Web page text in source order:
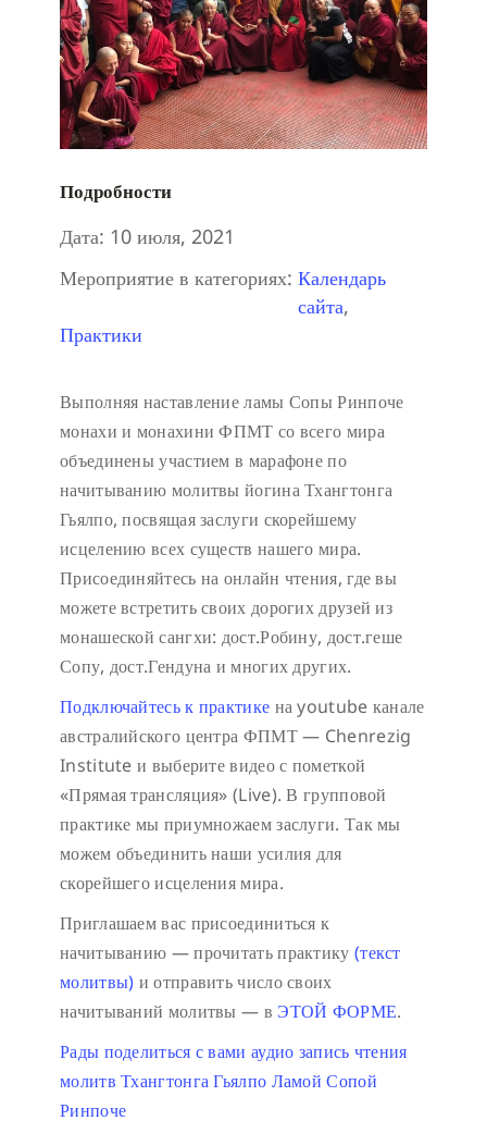
Подробности
Дата: 10 июля, 2021
Мероприятие в категориях: Календарь
сайта,
Практики
Выполняя наставление ламы Сопы Ринпоче
монахи и монахини ФПМТ со всего мира
объединены участием в марафоне по
начитыванию молитвы йогина Тхангтонга
Гьялпо, посвящая заслуги скорейшему
исцелению всех существ нашего мира.
Присоединяйтесь на онлайн чтения, где вы
можете встретить своих дорогих друзей из
монашеской сангхи: дост.Робину, дост.геше
Сопу, дост.Гендуна и многих других.
Подключайтесь к практике на youtube канале
австралийского центра ФПМТ — Chenrezig
Institute и выберите видео с пометкой
«Прямая трансляция» (Live). В групповой
практике мы приумножаем заслуги. Так мы
можем объединить наши усилия для
скорейшего исцеления мира.
Приглашаем вас присоединиться к
начитыванию — прочитать практику (текст
молитвы) и отправить число своих
начитываний молитвы — в ЭТОЙ ФОРМЕ.
Рады поделиться с вами аудио запись чтения
молитв Тхангтонга Гьялпо Ламой Сопой
Ринпоче